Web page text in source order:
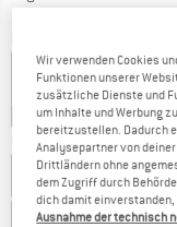
25% 30% 30%
Grösse wählen:
EU28 EU29
EU35 EU36
Wir verwenden Cookies
Funktionen unserer
zusätzliche Dienste und
um Inhalte und Werbung
bereitzustellen. Dadurch
Analysepartner von
Drittländern ohne
dem Zugriff durch
dich damit
Ausnahme der technisch